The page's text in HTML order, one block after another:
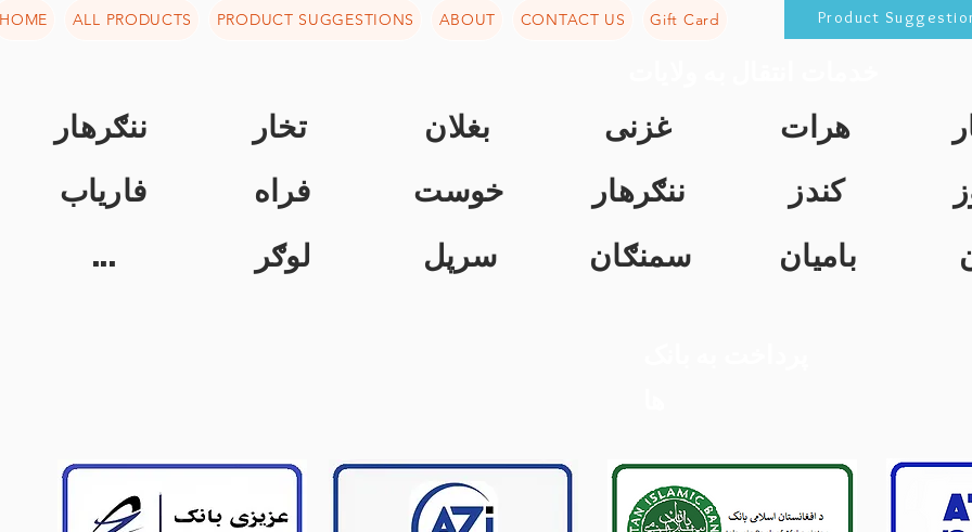
HOME ALL PRODUCTS PRODUCT SUGGESTIONS ABOUT CONTACT US Gift Card Product
ننګرهار تخار بغلان غزنی هرات
فاریاب
فراه خوست ننګرهار کندز
...
لوګر سرپل سمنګان بامیان